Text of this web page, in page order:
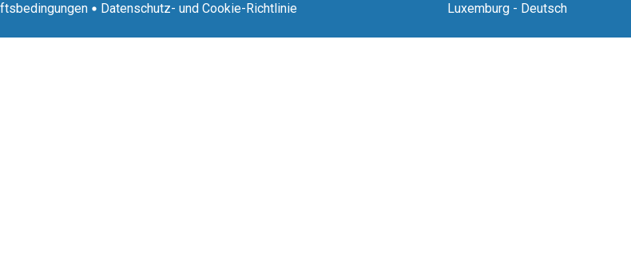
Datenschutz- und Cookie-Richtlinie Luxemburg - Deutsch